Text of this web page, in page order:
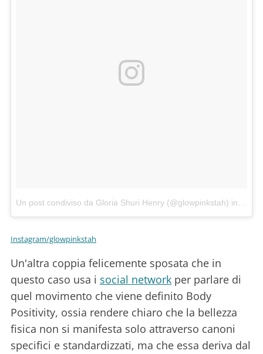
Un post condiviso da Gloria Shuri Henry (@glowpinkstah) in data:
Instagram/glowpinkstah
Un'altra coppia felicemente sposata che in
questo caso usa i social network per parlare di
quel movimento che viene definito Body
Positivity, ossia rendere chiaro che la bellezza
fisica non si manifesta solo attraverso canoni
specifici e standardizzati, ma che essa deriva dal